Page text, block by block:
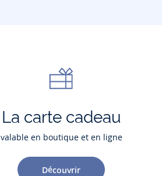
La carte cadeau
valable en boutique et en ligne
Découvrir